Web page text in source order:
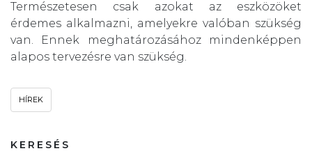
Természetesen csak azokat az eszközöket
érdemes alkalmazni, amelyekre valóban szükség
van. Ennek meghatározásához mindenképpen
alapos tervezésre van szükség.
HÍREK
KERESÉS